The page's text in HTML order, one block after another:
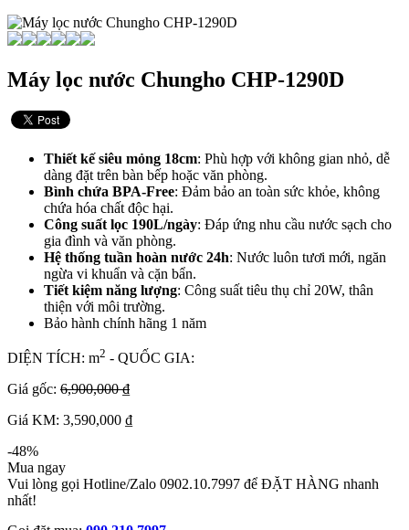
Máy lọc nước Chungho CHP-1290D
Thiết kế siêu mỏng 18cm: Phù hợp với không gian nhỏ, dễ
dàng đặt trên bàn bếp hoặc văn phòng.
Bình chứa BPA-Free: Đảm bảo an toàn sức khỏe, không
chứa hóa chất độc hại.
Công suất lọc 190L/ngày: Đáp ứng nhu cầu nước sạch cho
gia đình và văn phòng.
Hệ thống tuần hoàn nước 24h: Nước luôn tươi mới, ngăn
ngừa vi khuẩn và cặn bẩn.
Tiết kiệm năng lượng: Công suất tiêu thụ chỉ 20W, thân
thiện với môi trường.
Bảo hành chính hãng 1 năm
DIỆN TÍCH: m2 - QUỐC GIA:
Giá gốc: 6,900,000 ₫
Giá KM: 3,590,000 ₫
-48%
Mua ngay
Vui lòng gọi Hotline/Zalo 0902.10.7997 để ĐẶT HÀNG nhanh
nhất!